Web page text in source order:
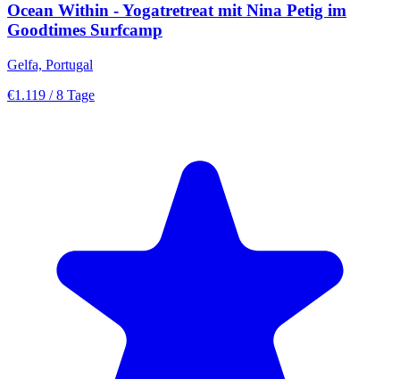
Ocean Within - Yogatretreat mit Nina Petig im
Goodtimes Surfcamp
Gelfa, Portugal
€1.119 / 8 Tage